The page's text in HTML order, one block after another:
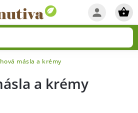
másla a krémy
a krémy